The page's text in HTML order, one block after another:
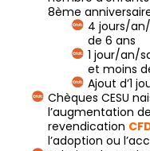
8ème
4 jours/
de 6 ans
1 jour/an/
et moins
Ajout d’1
Chèques CESU
l’augmentation
revendication
l’adoption ou